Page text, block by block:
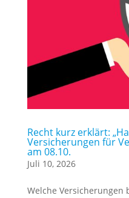
Recht kurz erklärt:
Versicherungen für
am 08.10.
Juli 10, 2026
Welche Versicherungen